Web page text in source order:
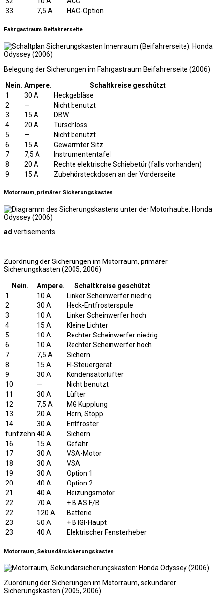
33
7,5 A HAC-Option
Fahrgastraum Beifahrerseite
Belegung der Sicherungen im Fahrgastraum Beifahrerseite (2006)
Nein. Ampere.
Schaltkreise geschützt
1
30 A
Heckgebläse
2
—
Nicht benutzt
3
15 A
DBW
4
20 A
Türschloss
5
—
Nicht benutzt
6
15 A
Gewärmter Sitz
7
7,5 A
Instrumententafel
8
20 A
Rechte elektrische Schiebetür (falls vorhanden)
9
15 A Zubehörsteckdosen an der Vorderseite
Motorraum, primärer Sicherungskasten
ad vertisements
Zuordnung der Sicherungen im Motorraum, primärer
Sicherungskasten (2005, 2006)
Nein. Ampere.
Schaltkreise geschützt
1
10 A
Linker Scheinwerfer niedrig
2
30 A
Heck-Entfrosterspule
3
10 A
Linker Scheinwerfer hoch
4
15 A
Kleine Lichter
5
10 A
Rechter Scheinwerfer niedrig
6
10 A
Rechter Scheinwerfer hoch
7
7,5 A
Sichern
8
15 A
FI-Steuergerät
9
30 A
Kondensatorlüfter
10
—
Nicht benutzt
11
30 A
Lüfter
12
7,5 A
MG Kupplung
13
20 A
Horn, Stopp
14
30 A
Entfroster
fünfzehn 40 A
Sichern
16
15 A
Gefahr
17
30 A
VSA-Motor
18
30 A
VSA
19
30 A
Option 1
20
40 A
Option 2
21
40 A
Heizungsmotor
22
70 A
+ B AS F/B
22
120 A
Batterie
23
50 A
+ B IGI-Haupt
23
40 A Elektrischer Fensterheber
Motorraum, Sekundärsicherungskasten
Zuordnung der Sicherungen im Motorraum, sekundärer
Sicherungskasten (2005, 2006)